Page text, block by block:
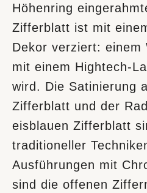
Höhenring
Zifferblatt ist mit
Dekor verziert: einem
mit einem Hightech-
wird. Die Satinierung
Zifferblatt und der
eisblauen Zifferblatt
traditioneller
Ausführungen mit
sind die offenen